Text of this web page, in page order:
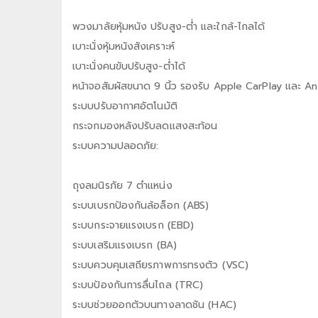
พวงมาลัยหุ้มหนัง ปรับสูง-ต่ำ และใกล้-ไกลได้
เบาะนั่งหุ้มหนังสังเคราะห์
เบาะนั่งคนขับปรับสูง-ต่ำได้
หน้าจอสัมผัสขนาด 9 นิ้ว รองรับ Apple CarPlay และ
ระบบปรับอากาศอัตโนมัติ
กระจกมองหลังปรับลดแสงสะท้อน
ระบบความปลอดภัย:
ถุงลมนิรภัย 7 ตำแหน่ง
ระบบเบรกป้องกันล้อล็อก (ABS)
ระบบกระจายแรงเบรก (EBD)
ระบบเสริมแรงเบรก (BA)
ระบบควบคุมเสถียรภาพการทรงตัว (VSC)
ระบบป้องกันการลื่นไถล (TRC)
ระบบช่วยออกตัวบนทางลาดชัน (HAC)